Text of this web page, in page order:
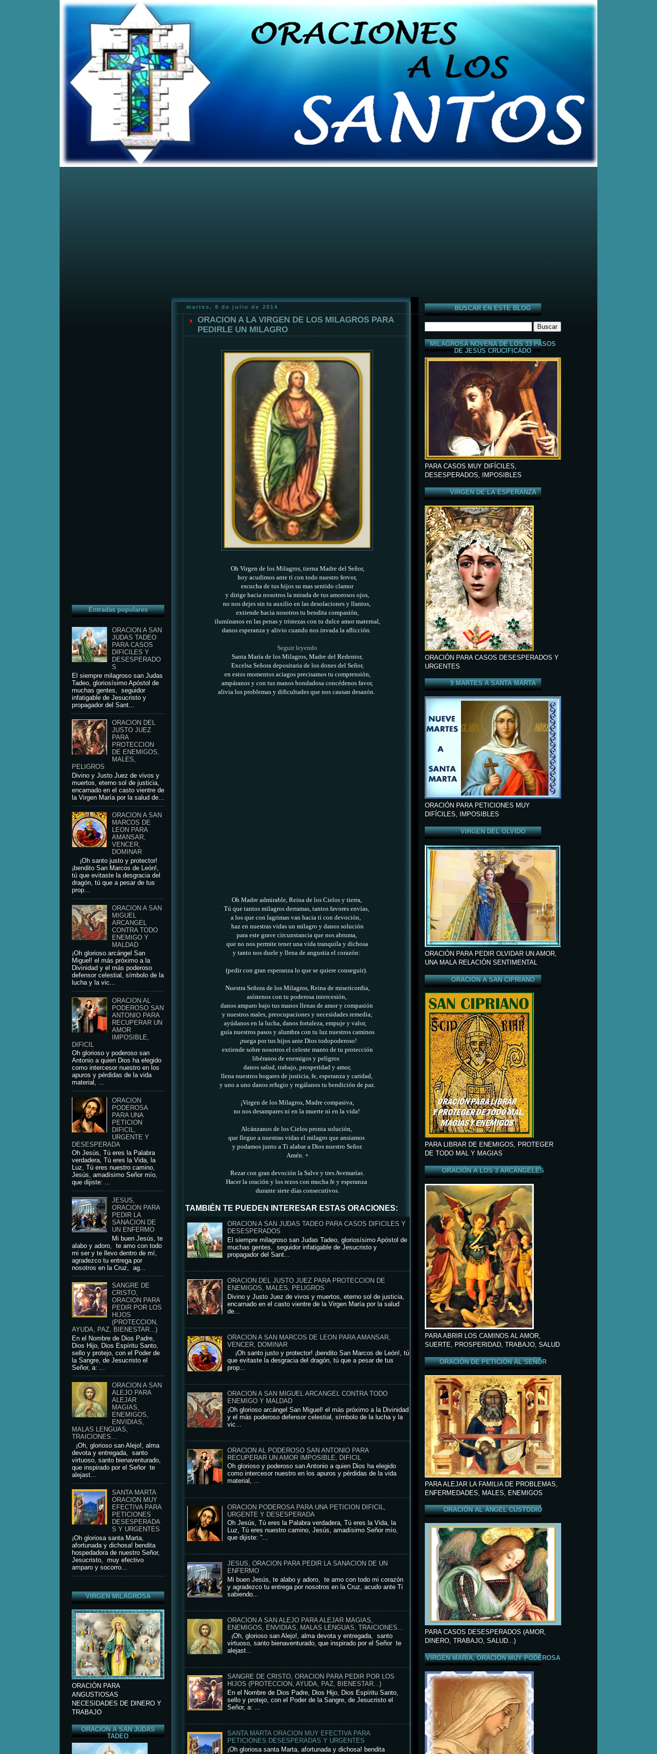
Home Posts RSS Comments RSS
Entradas populares
ORACION A SAN
JUDAS TADEO
PARA CASOS
DIFICILES Y
DESESPERADO
S
El siempre milagroso san Judas
Tadeo, gloriosísimo Apóstol de
muchas gentes, seguidor
infatigable de Jesucristo y
propagador del Sant...
ORACION DEL
JUSTO JUEZ
PARA
PROTECCION
DE ENEMIGOS,
MALES,
PELIGROS
Divino y Justo Juez de vivos y
muertos, eterno sol de justicia,
encarnado en el casto vientre de
la Virgen María por la salud de...
ORACION A SAN
MARCOS DE
LEON PARA
AMANSAR,
VENCER,
DOMINAR
¡Oh santo justo y protector!
¡bendito San Marcos de León!,
tú que evitaste la desgracia del
dragón, tú que a pesar de tus
prop...
ORACION A SAN
MIGUEL
ARCANGEL
CONTRA TODO
ENEMIGO Y
MALDAD
¡Oh glorioso arcángel San
Miguel! el más próximo a la
Divinidad y el más poderoso
defensor celestial, símbolo de la
lucha y la vic...
ORACION AL
PODEROSO SAN
ANTONIO PARA
RECUPERAR UN
AMOR
IMPOSIBLE,
DIFICIL
Oh glorioso y poderoso san
Antonio a quien Dios ha elegido
como intercesor nuestro en los
apuros y pérdidas de la vida
material, ...
ORACION
PODEROSA
PARA UNA
PETICION
DIFICIL,
URGENTE Y
DESESPERADA
Oh Jesús, Tú eres la Palabra
verdadera, Tú eres la Vida, la
Luz, Tú eres nuestro camino,
Jesús, amadísimo Señor mío,
que dijiste: ...
JESUS,
ORACION PARA
PEDIR LA
SANACION DE
UN ENFERMO
Mi buen Jesús, te
alabo y adoro, te amo con todo
mi ser y te llevo dentro de mí,
agradezco tu entrega por
nosotros en la Cruz, ag...
SANGRE DE
CRISTO,
ORACION PARA
PEDIR POR LOS
HIJOS
(PROTECCION,
AYUDA, PAZ, BIENESTAR...)
En el Nombre de Dios Padre,
Dios Hijo, Dios Espíritu Santo,
sello y protejo, con el Poder de
la Sangre, de Jesucristo el
Señor, a: ...
ORACION A SAN
ALEJO PARA
ALEJAR
MAGIAS,
ENEMIGOS,
ENVIDIAS,
MALAS LENGUAS,
TRAICIONES...
¡Oh, glorioso san Alejo!, alma
devota y entregada, santo
virtuoso, santo bienaventurado,
que inspirado por el Señor te
alejast...
SANTA MARTA
ORACION MUY
EFECTIVA PARA
PETICIONES
DESESPERADA
S Y URGENTES
¡Oh gloriosa santa Marta,
afortunada y dichosa! bendita
hospedadora de nuestro Señor,
Jesucristo, muy efectivo
amparo y socorro...
VIRGEN MILAGROSA
ORACIÓN PARA
ANGUSTIOSAS
NECESIDADES DE DINERO Y
TRABAJO
ORACIÓN A SAN JUDAS
TADEO
martes, 8 de julio de 2014
ORACION A LA VIRGEN DE LOS MILAGROS PARA
PEDIRLE UN MILAGRO
Oh Virgen de los Milagros, tierna Madre del Señor,
hoy acudimos ante ti con todo nuestro fervor,
escucha de tus hijos su mas sentido clamor
y dirige hacia nosotros la mirada de tus amorosos ojos,
no nos dejes sin tu auxilio en las desolaciones y llantos,
extiende hacia nosotros tu bendita compasión,
ilumínanos en las penas y tristezas con tu dulce amor maternal,
danos esperanza y alivio cuando nos invada la aflicción.
Seguir leyendo
Santa María de los Milagros, Madre del Redentor,
Excelsa Señora depositaria de los dones del Señor,
en estos momentos aciagos precisamos tu comprensión,
ampáranos y con tus manos bondadosa concédenos favor,
alivia los problemas y dificultades que nos causan desazón.
Oh Madre admirable, Reina de los Cielos y tierra,
Tú que tantos milagros derramas, tantos favores envías,
a los que con lagrimas van hacia ti con devoción,
haz en nuestras vidas un milagro y danos solución
para este grave circunstancia que nos abruma,
que no nos permite tener una vida tranquila y dichosa
y tanto nos duele y llena de angustia el corazón:
(pedir con gran esperanza lo que se quiere conseguir).
Nuestra Señora de los Milagros, Reina de misericordia,
asístenos con tu poderosa intercesión,
danos amparo bajo tus manos llenas de amor y compasión
y nuestros males, preocupaciones y necesidades remedia;
ayúdanos en la lucha, danos fortaleza, empuje y valor,
guía nuestros pasos y alumbra con tu luz nuestros caminos
¡ruega por tus hijos ante Dios todopoderoso!
extiende sobre nosotros el celeste manto de tu protección
libéranos de enemigos y peligros
danos salud, trabajo, prosperidad y amor,
llena nuestros hogares de justicia, fe, esperanza y caridad,
y uno a uno danos refugio y regálanos tu bendición de paz.
¡Virgen de los Milagros, Madre compasiva,
no nos desampares ni en la muerte ni en la vida!
Alcánzanos de los Cielos pronta solución,
que llegue a nuestras vidas el milagro que ansiamos
y podamos junto a Ti alabar a Dios nuestro Señor.
Amén. +
Rezar con gran devoción la Salve y tres Avemarías.
Hacer la oración y los rezos con mucha fe y esperanza
durante siete días consecutivos.
TAMBIÉN TE PUEDEN INTERESAR ESTAS ORACIONES:
ORACION A SAN JUDAS TADEO PARA CASOS DIFICILES Y
DESESPERADOS
El siempre milagroso san Judas Tadeo, gloriosísimo Apóstol de
muchas gentes, seguidor infatigable de Jesucristo y
propagador del Sant...
ORACION DEL JUSTO JUEZ PARA PROTECCION DE
ENEMIGOS, MALES, PELIGROS
Divino y Justo Juez de vivos y muertos, eterno sol de justicia,
encarnado en el casto vientre de la Virgen María por la salud
de...
ORACION A SAN MARCOS DE LEON PARA AMANSAR,
VENCER, DOMINAR
¡Oh santo justo y protector! ¡bendito San Marcos de León!, tú
que evitaste la desgracia del dragón, tú que a pesar de tus
prop...
ORACION A SAN MIGUEL ARCANGEL CONTRA TODO
ENEMIGO Y MALDAD
¡Oh glorioso arcángel San Miguel! el más próximo a la Divinidad
y el más poderoso defensor celestial, símbolo de la lucha y la
vic...
ORACION AL PODEROSO SAN ANTONIO PARA
RECUPERAR UN AMOR IMPOSIBLE, DIFICIL
Oh glorioso y poderoso san Antonio a quien Dios ha elegido
como intercesor nuestro en los apuros y pérdidas de la vida
material, ...
ORACION PODEROSA PARA UNA PETICION DIFICIL,
URGENTE Y DESESPERADA
Oh Jesús, Tú eres la Palabra verdadera, Tú eres la Vida, la
Luz, Tú eres nuestro camino, Jesús, amadísimo Señor mío,
que dijiste: "...
JESUS, ORACION PARA PEDIR LA SANACION DE UN
ENFERMO
Mi buen Jesús, te alabo y adoro, te amo con todo mi corazón
y agradezco tu entrega por nosotros en la Cruz, acudo ante Ti
sabiendo...
ORACION A SAN ALEJO PARA ALEJAR MAGIAS,
ENEMIGOS, ENVIDIAS, MALAS LENGUAS, TRAICIONES...
¡Oh, glorioso san Alejo!, alma devota y entregada, santo
virtuoso, santo bienaventurado, que inspirado por el Señor te
alejast...
SANGRE DE CRISTO, ORACION PARA PEDIR POR LOS
HIJOS (PROTECCION, AYUDA, PAZ, BIENESTAR...)
En el Nombre de Dios Padre, Dios Hijo, Dios Espíritu Santo,
sello y protejo, con el Poder de la Sangre, de Jesucristo el
Señor, a: ...
SANTA MARTA ORACION MUY EFECTIVA PARA
PETICIONES DESESPERADAS Y URGENTES
¡Oh gloriosa santa Marta, afortunada y dichosa! bendita
BUSCAR EN ESTE BLOG
MILAGROSA NOVENA DE LOS 33 PASOS
DE JESÚS CRUCIFICADO
PARA CASOS MUY DIFÍCILES,
DESESPERADOS, IMPOSIBLES
VIRGEN DE LA ESPERANZA
ORACIÓN PARA CASOS DESESPERADOS Y
URGENTES
9 MARTES A SANTA MARTA
ORACIÓN PARA PETICIONES MUY
DIFÍCILES, IMPOSIBLES
VIRGEN DEL OLVIDO
ORACIÓN PARA PEDIR OLVIDAR UN AMOR,
UNA MALA RELACIÓN SENTIMENTAL
ORACIÓN A SAN CIPRIANO
PARA LIBRAR DE ENEMIGOS, PROTEGER
DE TODO MAL Y MAGIAS
ORACIÓN A LOS 3 ARCÁNGELES
PARA ABRIR LOS CAMINOS AL AMOR,
SUERTE, PROSPERIDAD, TRABAJO, SALUD
ORACIÓN DE PETICIÓN AL SEÑOR
PARA ALEJAR LA FAMILIA DE PROBLEMAS,
ENFERMEDADES, MALES, ENEMIGOS
ORACIÓN AL ÁNGEL CUSTODIO
PARA CASOS DESESPERADOS (AMOR,
DINERO, TRABAJO, SALUD...)
VIRGEN MARÍA, ORACIÓN MUY PODEROSA